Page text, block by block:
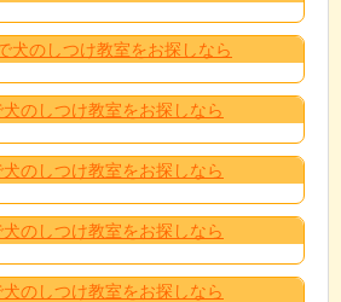
犬のしつけ教室をお探しなら
のしつけ教室をお探しなら
のしつけ教室をお探しなら
のしつけ教室をお探しなら
のしつけ教室をお探しなら